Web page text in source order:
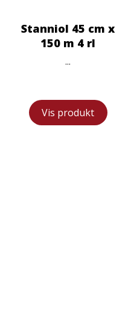
Stanniol 45 cm x
150 m 4 rl
...
Vis produkt